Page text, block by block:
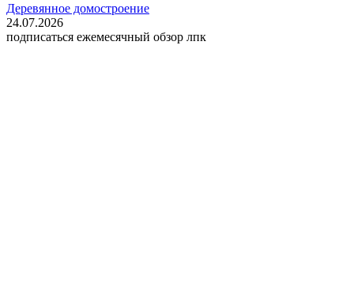
Деревянное домостроение
24.07.2026
подписаться ежемесячный обзор лпк